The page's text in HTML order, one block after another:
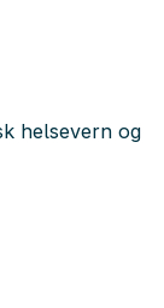
helsevern og